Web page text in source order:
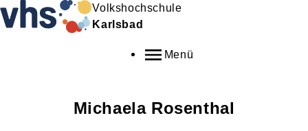
Volkshochschule
Karlsbad
Menü
Michaela Rosenthal